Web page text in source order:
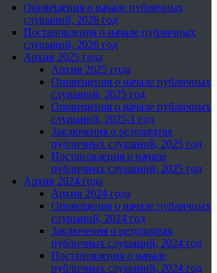
Оповещения о начале публичных
слушаний, 2026 год
Постановления о начале публичных
слушаний, 2026 год
Архив 2025 года
Архив 2025 года
Оповещения о начале публичных
слушаний, 2025 год
Оповещения о начале публичных
слушаний, 2025-1 год
Заключения о результатах
публичных слушаний, 2025 год
Постановления о начале
публичных слушаний, 2025 год
Архив 2024 года
Архив 2024 года
Оповещения о начале публичных
слушаний, 2024 год
Заключения о результатах
публичных слушаний, 2024 год
Постановления о начале
публичных слушаний, 2024 год